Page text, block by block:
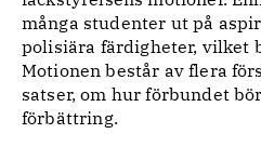
många studenter ut på
polisiära färdigheter, vilket
Motionen består av flera
satser, om hur förbundet
förbättring.